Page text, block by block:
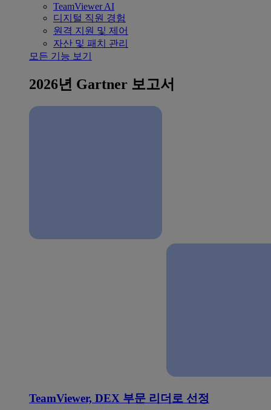
TeamViewer AI
디지털 직원 경험
원격 지원 및 제어
자산 및 패치 관리
모든 기능 보기
2026년 Gartner 보고서
TeamViewer, DEX 부문 리더로 선정